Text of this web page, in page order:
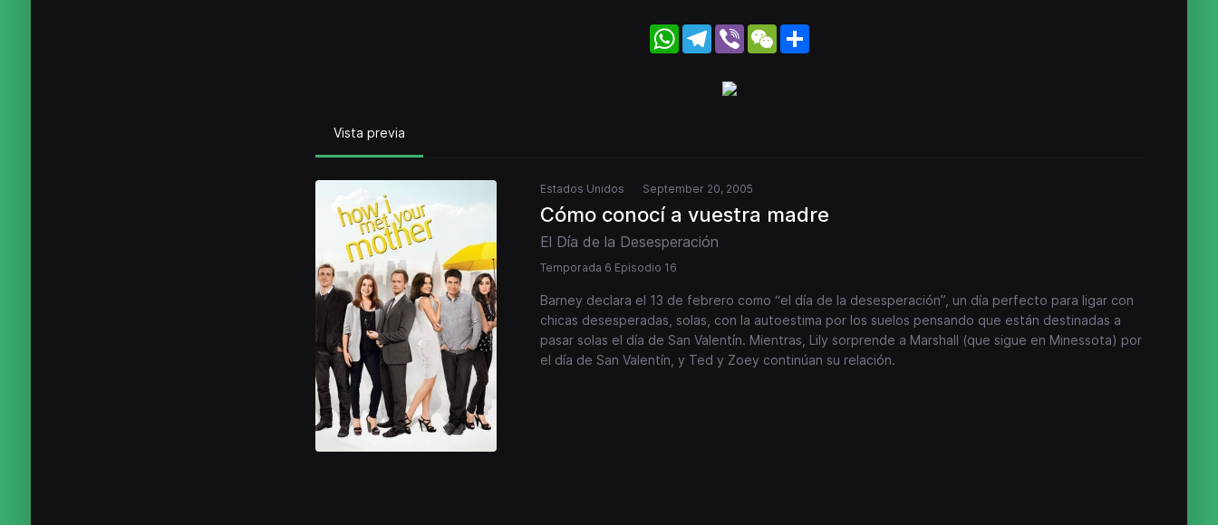
WhatsApp
Telegram
Viber WeChat
Vista previa
Estados Unidos September 20, 2005
Cómo conocí a vuestra madre
El Día de la Desesperación
Temporada 6 Episodio 16
Barney declara el 13 de febrero como “el día de la desesperación”, un día perfecto para ligar con
chicas desesperadas, solas, con la autoestima por los suelos pensando que están destinadas a
pasar solas el día de San Valentín. Mientras, Lily sorprende a Marshall (que sigue en Minessota) por
el día de San Valentín, y Ted y Zoey continúan su relación.